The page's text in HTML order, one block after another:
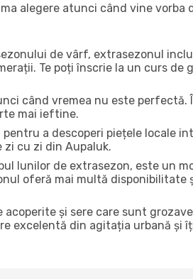
alegere atunci când vine vorba
de vârf, extrasezonul
Te poți înscrie la un curs de
când vremea nu este perfectă.
mai ieftine.
a descoperi piețele locale
cu zi din Aupaluk.
lunilor de extrasezon, este un
oferă mai multă disponibilitate
acoperite și sere care sunt
excelentă din agitația urbană și